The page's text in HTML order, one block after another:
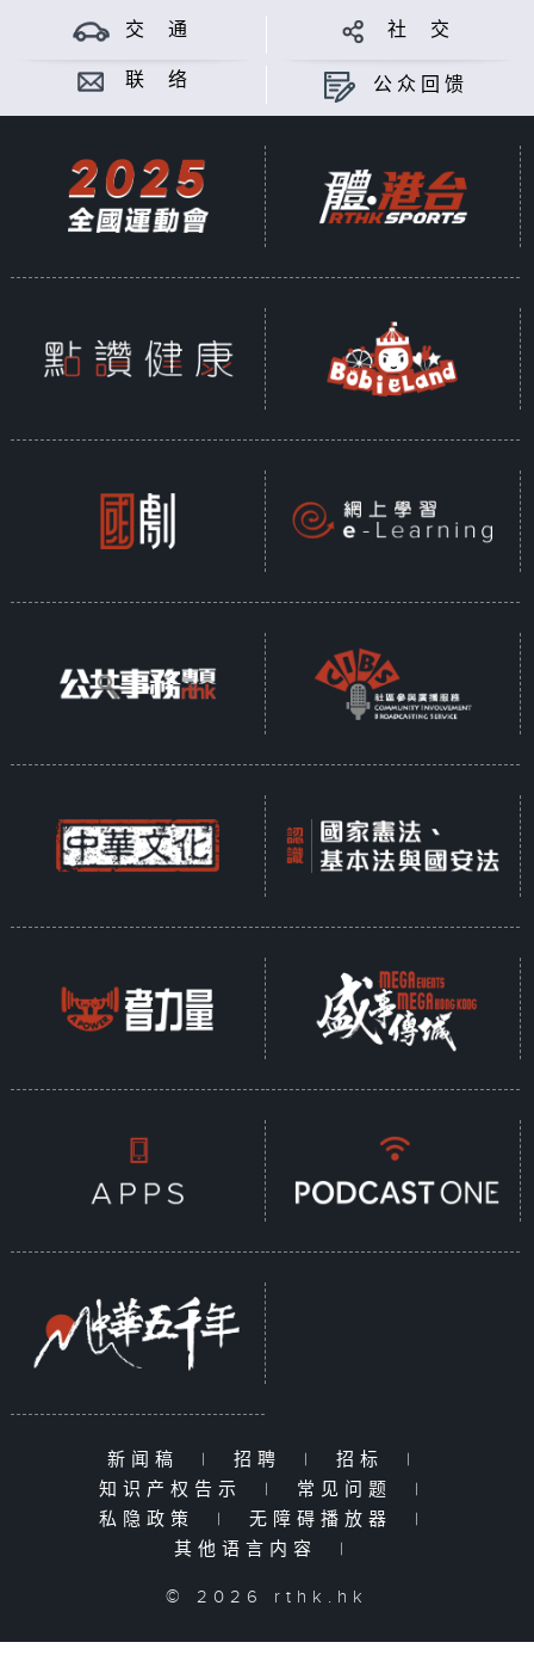
交 通 社 交
联 络 公众回馈
新闻稿 | 招聘 | 招标
|
知识产权告示
| 常见问题
|
私隐政策
| 无障碍播放器
|
其他语言内容
|
© 2026 rthk.hk